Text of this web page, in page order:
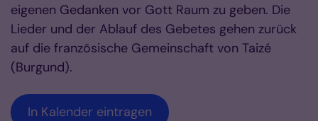
eigenen Gedanken vor Gott Raum zu geben. Die
Lieder und der Ablauf des Gebetes gehen zurück
auf die französische Gemeinschaft von Taizé
(Burgund).
In Kalender eintragen